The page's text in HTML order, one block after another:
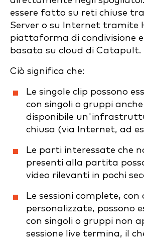
essere fatto su reti chiuse
Server o su Internet tramite
piattaforma di condivisione
basata su cloud di Catapult.
Ciò significa che:
Le singole clip possono
con singoli o gruppi anche
disponibile
chiusa (via Internet, ad
Le parti interessate che
presenti alla partita
video rilevanti in pochi
Le sessioni complete,
personalizzate, possono
con singoli o gruppi non
sessione live termina, il